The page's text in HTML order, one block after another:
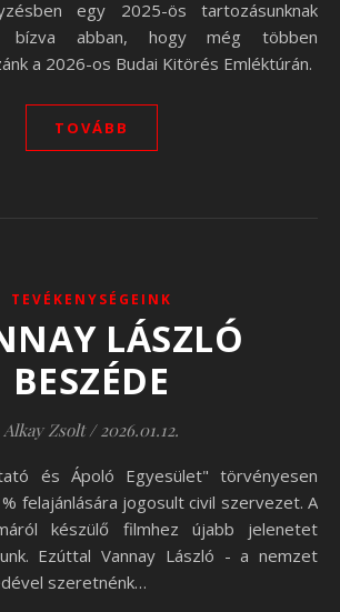
bízva abban, hogy még többen
a 2026-os Budai Kitörés Emléktúrán.
TOVÁBB
TEVÉKENYSÉGEINK
LÁSZLÓ
BESZÉDE
Alkay Zsolt / 2026.01.12.
felajánlására jogosult civil szervezet. A
készülő filmhez újabb jelenetet
Ezúttal Vannay László - a nemzet
szeretnénk…